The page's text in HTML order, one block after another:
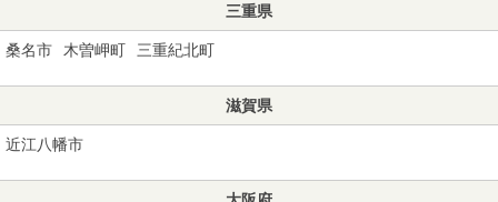
三重県
桑名市 木曽岬町 三重紀北町
滋賀県
近江八幡市